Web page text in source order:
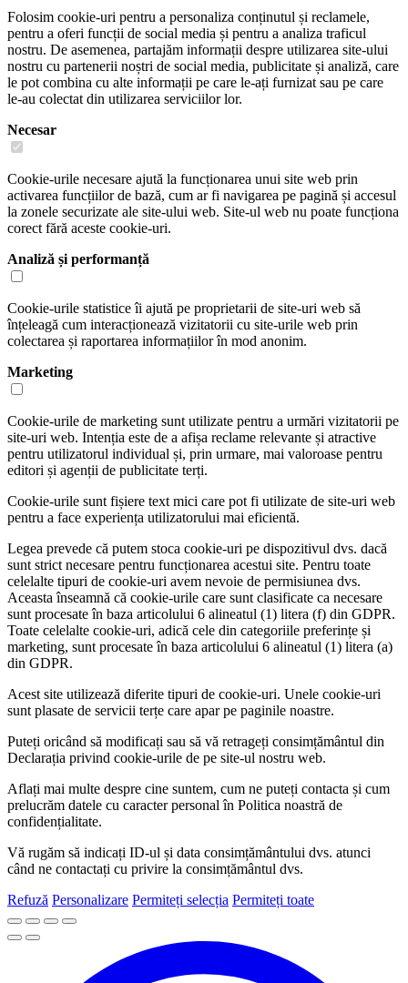
Folosim cookie-uri pentru a personaliza conținutul și reclamele,
pentru a oferi funcții de social media și pentru a analiza traficul
nostru. De asemenea, partajăm informații despre utilizarea site-ului
nostru cu partenerii noștri de social media, publicitate și analiză, care
le pot combina cu alte informații pe care le-ați furnizat sau pe care
le-au colectat din utilizarea serviciilor lor.
Necesar
Cookie-urile necesare ajută la funcționarea unui site web prin
activarea funcțiilor de bază, cum ar fi navigarea pe pagină și accesul
la zonele securizate ale site-ului web. Site-ul web nu poate funcționa
corect fără aceste cookie-uri.
Analiză și performanță
Cookie-urile statistice îi ajută pe proprietarii de site-uri web să
înțeleagă cum interacționează vizitatorii cu site-urile web prin
colectarea și raportarea informațiilor în mod anonim.
Marketing
Cookie-urile de marketing sunt utilizate pentru a urmări vizitatorii pe
site-uri web. Intenția este de a afișa reclame relevante și atractive
pentru utilizatorul individual și, prin urmare, mai valoroase pentru
editori și agenții de publicitate terți.
Cookie-urile sunt fișiere text mici care pot fi utilizate de site-uri web
pentru a face experiența utilizatorului mai eficientă.
Legea prevede că putem stoca cookie-uri pe dispozitivul dvs. dacă
sunt strict necesare pentru funcționarea acestui site. Pentru toate
celelalte tipuri de cookie-uri avem nevoie de permisiunea dvs.
Aceasta înseamnă că cookie-urile care sunt clasificate ca necesare
sunt procesate în baza articolului 6 alineatul (1) litera (f) din GDPR.
Toate celelalte cookie-uri, adică cele din categoriile preferințe și
marketing, sunt procesate în baza articolului 6 alineatul (1) litera (a)
din GDPR.
Acest site utilizează diferite tipuri de cookie-uri. Unele cookie-uri
sunt plasate de servicii terțe care apar pe paginile noastre.
Puteți oricând să modificați sau să vă retrageți consimțământul din
Declarația privind cookie-urile de pe site-ul nostru web.
Aflați mai multe despre cine suntem, cum ne puteți contacta și cum
prelucrăm datele cu caracter personal în Politica noastră de
confidențialitate.
Vă rugăm să indicați ID-ul și data consimțământului dvs. atunci
când ne contactați cu privire la consimțământul dvs.
Refuză Personalizare Permiteți selecția Permiteți toate